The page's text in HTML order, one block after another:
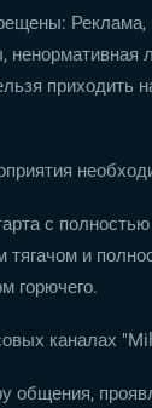
ненормативная
приходить
с полностью
тягачом и
горючего.
каналах
общения,